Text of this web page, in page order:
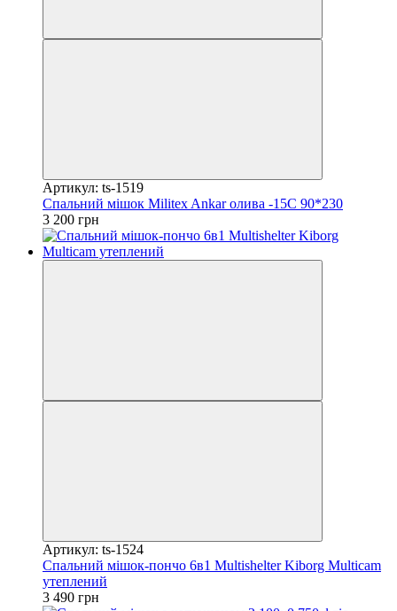
Артикул: ts-1519
Спальний мішок Militex Ankar олива -15С 90*230
3 200 грн
Артикул: ts-1524
Спальний мішок-пончо 6в1 Multishelter Kiborg Multicam
утеплений
3 490 грн